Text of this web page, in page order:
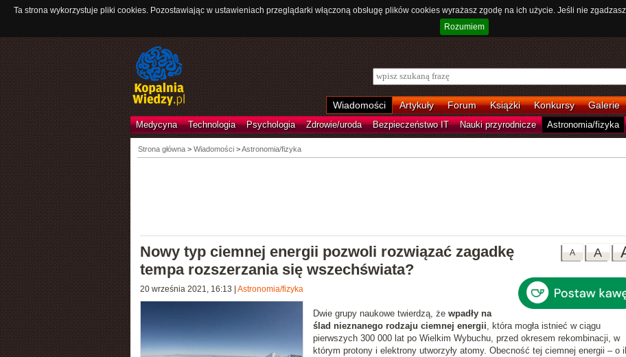
Ta strona wykorzystuje pliki cookies. Pozostawiając w ustawieniach przeglądarki włączoną obsługę plików cookies wyrażasz zgodę na ich użycie. Jeśli nie
Rozumiem
Wiadomości Artykuły Forum Książki Konkursy Galerie
Medycyna Technologia Psychologia Zdrowie/uroda Bezpieczeństwo IT Nauki przyrodnicze Astronomia/fizyka
Strona główna> Wiadomości >Astronomia/fizyka
A
A
Nowy typ ciemnej energii pozwoli rozwiązać zagadkę
tempa rozszerzania się wszechświata?
20 września 2021, 16:13 Astronomia/fizyka
Dwie grupy naukowe twierdzą, że wpadły na
ślad nieznanego rodzaju ciemnej energii, która mogła istnieć w ciągu
pierwszych 300 000 lat po Wielkim Wybuchu, przed okresem rekombinacji, w
którym protony i elektrony utworzyły atomy. Obecność tej ciemnej energii – o